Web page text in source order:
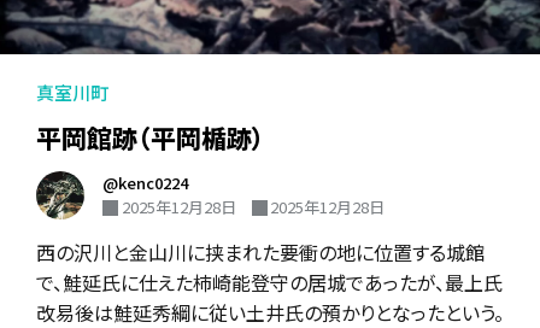
真室川町
平岡館跡（平岡楯跡）
@kenc0224
2025年12月28日
2025年12月28日
西の沢川と金山川に挟まれた要衝の地に位置する城館
で、鮭延氏に仕えた柿崎能登守の居城であったが、最上氏
改易後は鮭延秀綱に従い土井氏の預かりとなったという。